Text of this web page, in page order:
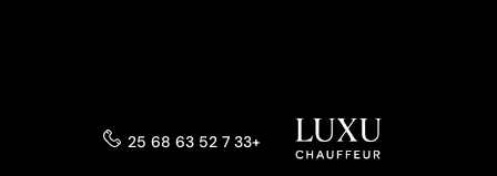
+33 7 52 63 68 25